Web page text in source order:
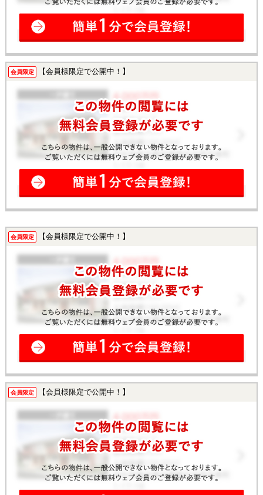
会員限定 【会員様限定で公開中！】
会員限定 【会員様限定で公開中！】
会員限定 【会員様限定で公開中！】